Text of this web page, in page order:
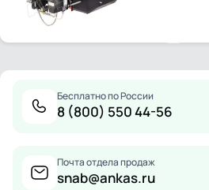
Бесплатно по России
8 (800) 550 44-56
Почта отдела продаж
snab@ankas.ru